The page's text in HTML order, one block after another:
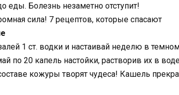
еды. Болезнь незаметно отступит!
1 ст. водки и настаивай неделю в
по 20 капель настойки, растворив их в
кожуры творят чудеса! Кашель